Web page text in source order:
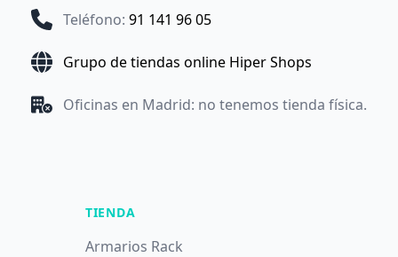
Teléfono: 91 141 96 05
Grupo de tiendas online Hiper Shops
Oficinas en Madrid: no tenemos tienda física.
TIENDA
Armarios Rack